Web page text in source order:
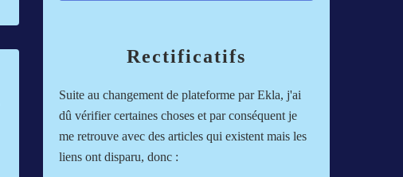
Rectificatifs
Suite au changement de plateforme par Ekla, j'ai
dû vérifier certaines choses et par conséquent je
me retrouve avec des articles qui existent mais les
liens ont disparu, donc :